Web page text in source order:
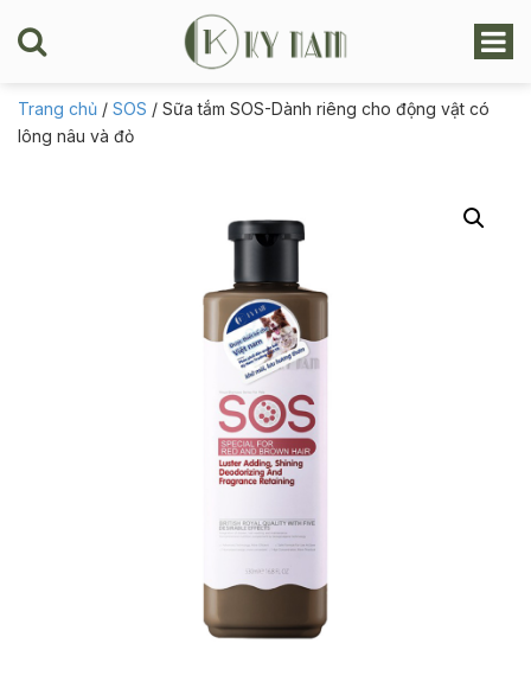
Trang chủ / SOS / Sữa tắm SOS-Dành riêng cho động vật có
lông nâu và đỏ